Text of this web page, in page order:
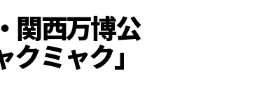
関西万博公
ミャク」